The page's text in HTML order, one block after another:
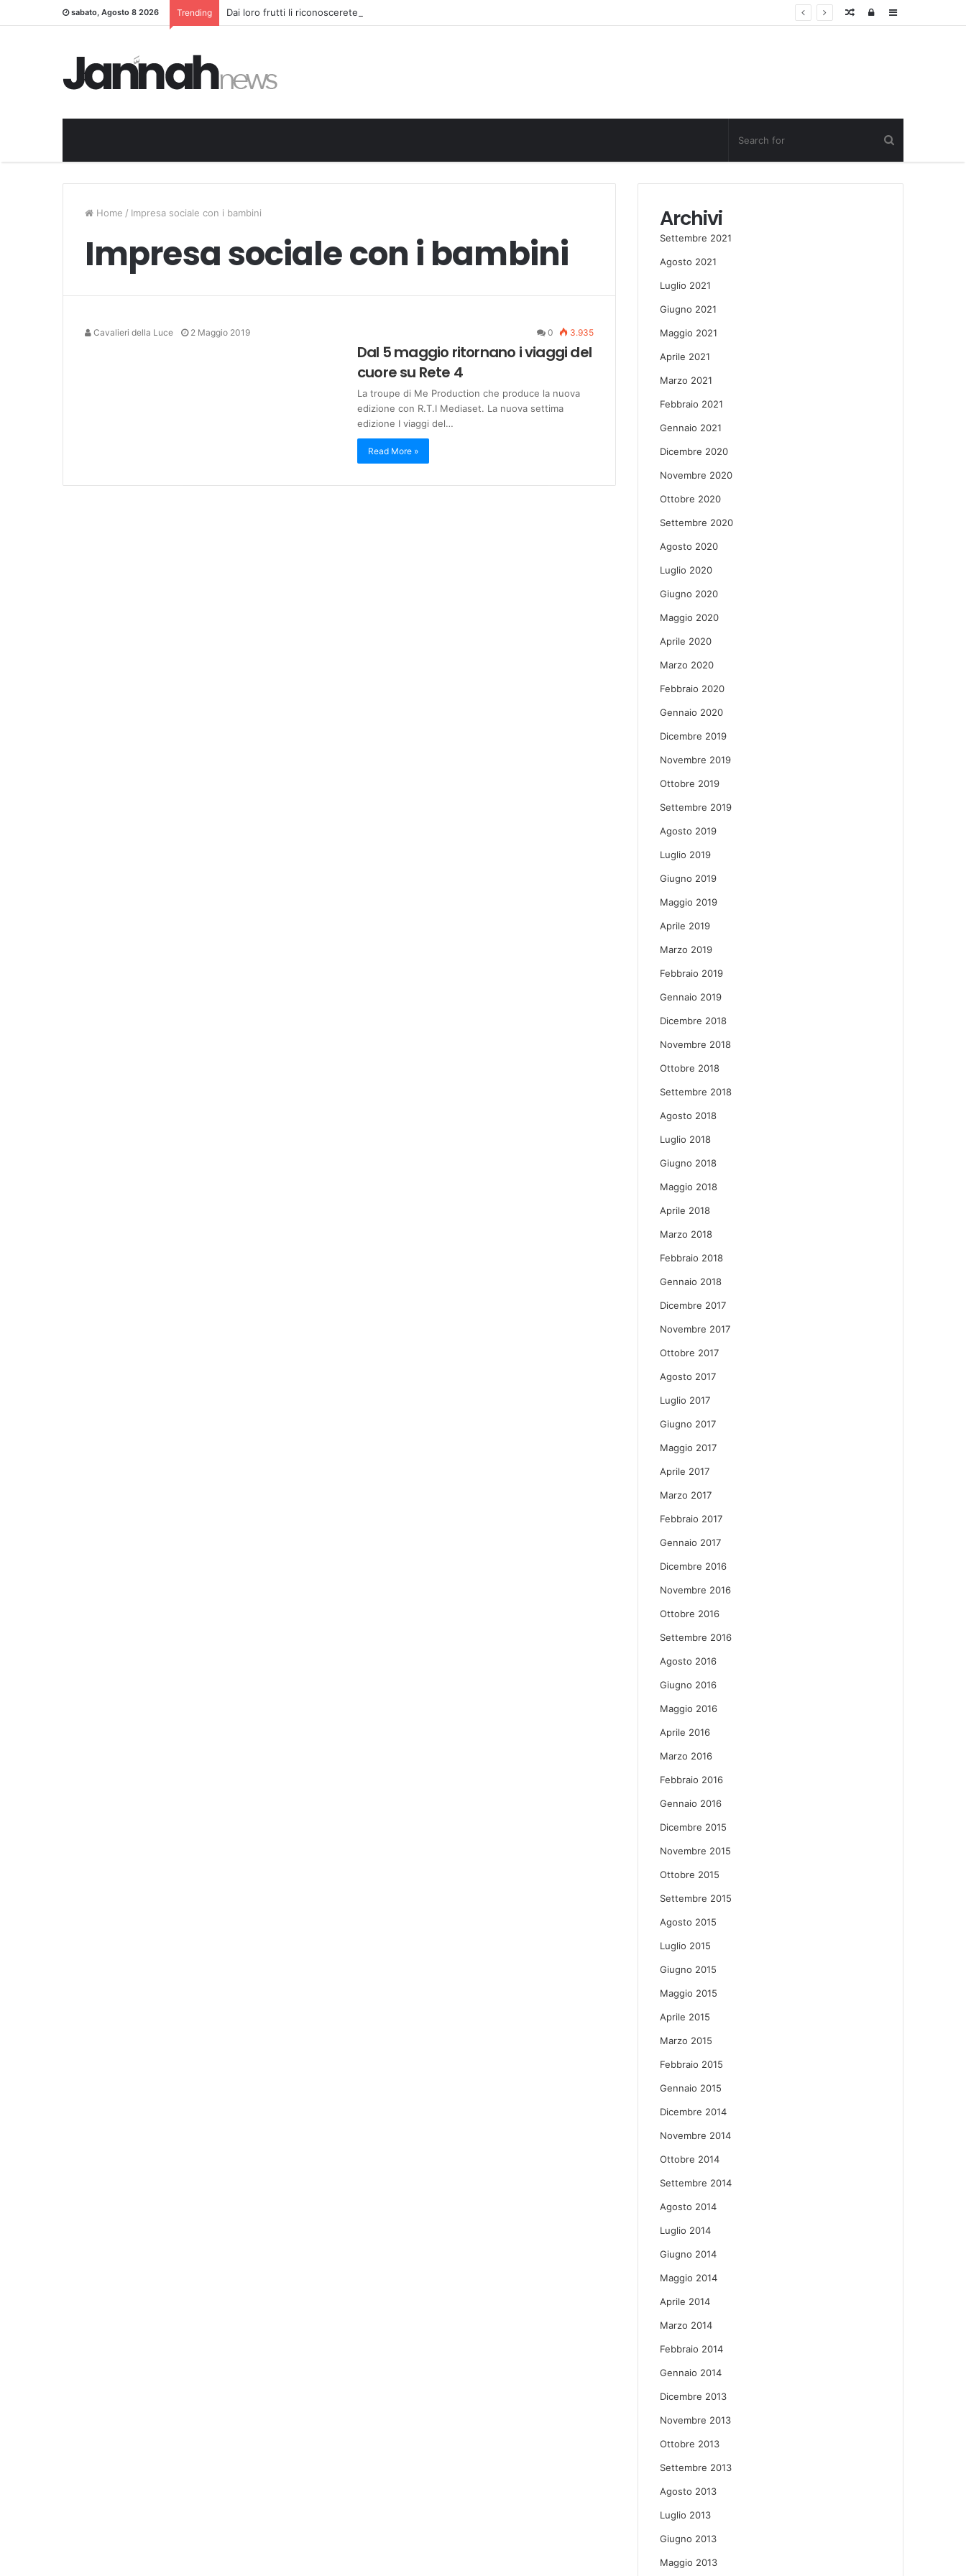
sabato, Agosto 8 2026 Trending Dai loro frutti li riconoscerete Sidebar
Log
Random
Home / Impresa sociale con i bambini
Impresa sociale con i bambini
Cavalieri della Luce 2 Maggio 2019 0 3.935
Dal 5 maggio ritornano i viaggi del
cuore su Rete 4
La troupe di Me Production che produce la nuova
edizione con R.T.I Mediaset. La nuova settima
edizione I viaggi del…
Read More »
Archivi
Settembre 2021
Agosto 2021
Luglio 2021
Giugno 2021
Maggio 2021
Aprile 2021
Marzo 2021
Febbraio 2021
Gennaio 2021
Dicembre 2020
Novembre 2020
Ottobre 2020
Settembre 2020
Agosto 2020
Luglio 2020
Giugno 2020
Maggio 2020
Aprile 2020
Marzo 2020
Febbraio 2020
Gennaio 2020
Dicembre 2019
Novembre 2019
Ottobre 2019
Settembre 2019
Agosto 2019
Luglio 2019
Giugno 2019
Maggio 2019
Aprile 2019
Marzo 2019
Febbraio 2019
Gennaio 2019
Dicembre 2018
Novembre 2018
Ottobre 2018
Settembre 2018
Agosto 2018
Luglio 2018
Giugno 2018
Maggio 2018
Aprile 2018
Marzo 2018
Febbraio 2018
Gennaio 2018
Dicembre 2017
Novembre 2017
Ottobre 2017
Agosto 2017
Luglio 2017
Giugno 2017
Maggio 2017
Aprile 2017
Marzo 2017
Febbraio 2017
Gennaio 2017
Dicembre 2016
Novembre 2016
Ottobre 2016
Settembre 2016
Agosto 2016
Giugno 2016
Maggio 2016
Aprile 2016
Marzo 2016
Febbraio 2016
Gennaio 2016
Dicembre 2015
Novembre 2015
Ottobre 2015
Settembre 2015
Agosto 2015
Luglio 2015
Giugno 2015
Maggio 2015
Aprile 2015
Marzo 2015
Febbraio 2015
Gennaio 2015
Dicembre 2014
Novembre 2014
Ottobre 2014
Settembre 2014
Agosto 2014
Luglio 2014
Giugno 2014
Maggio 2014
Aprile 2014
Marzo 2014
Febbraio 2014
Gennaio 2014
Dicembre 2013
Novembre 2013
Ottobre 2013
Settembre 2013
Agosto 2013
Luglio 2013
Giugno 2013
Maggio 2013